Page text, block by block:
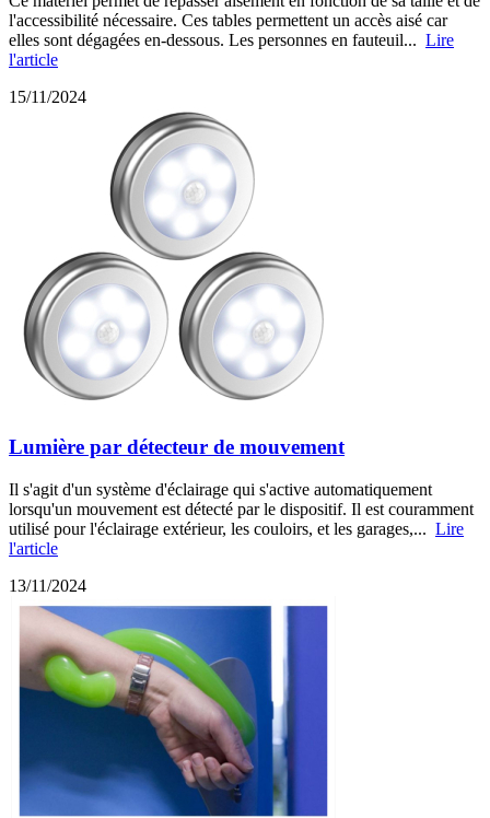
l'accessibilité nécessaire. Ces tables permettent un accès aisé car
elles sont dégagées en-dessous. Les personnes en fauteuil... Lire
l'article
15/11/2024
Lumière par détecteur de mouvement
Il s'agit d'un système d'éclairage qui s'active automatiquement
lorsqu'un mouvement est détecté par le dispositif. Il est couramment
utilisé pour l'éclairage extérieur, les couloirs, et les garages,... Lire
l'article
13/11/2024